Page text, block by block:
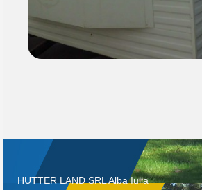
HUTTER LAND SRL Alba Iulia